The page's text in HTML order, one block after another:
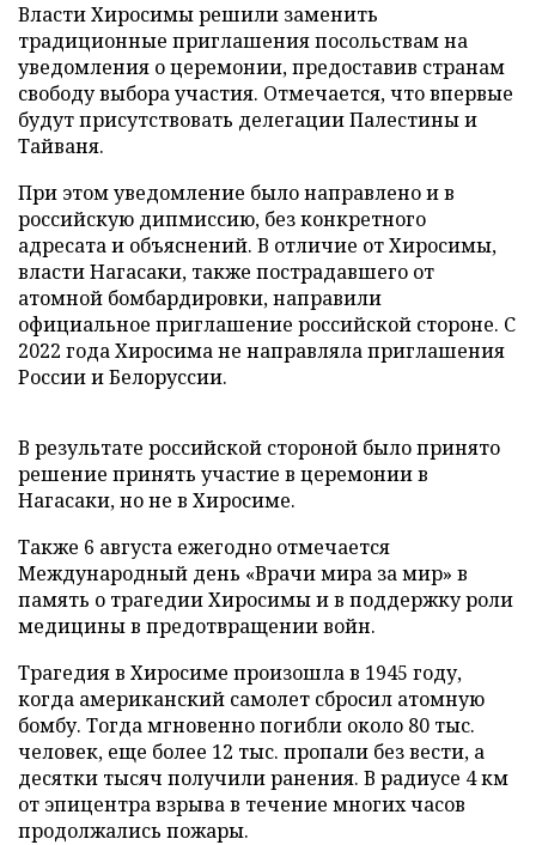
Власти Хиросимы решили заменить
традиционные приглашения посольствам на
уведомления о церемонии, предоставив странам
свободу выбора участия. Отмечается, что впервые
будут присутствовать делегации Палестины и
Тайваня.
При этом уведомление было направлено и в
российскую дипмиссию, без конкретного
адресата и объяснений. В отличие от Хиросимы,
власти Нагасаки, также пострадавшего от
атомной бомбардировки, направили
официальное приглашение российской стороне. С
2022 года Хиросима не направляла приглашения
России и Белоруссии.
В результате российской стороной было принято
решение принять участие в церемонии в
Нагасаки, но не в Хиросиме.
Также 6 августа ежегодно отмечается
Международный день «Врачи мира за мир» в
память о трагедии Хиросимы и в поддержку роли
медицины в предотвращении войн.
Трагедия в Хиросиме произошла в 1945 году,
когда американский самолет сбросил атомную
бомбу. Тогда мгновенно погибли около 80 тыс.
человек, еще более 12 тыс. пропали без вести, а
десятки тысяч получили ранения. В радиусе 4 км
от эпицентра взрыва в течение многих часов
продолжались пожары.